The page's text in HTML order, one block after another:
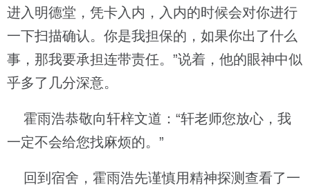
进入明德堂，凭卡入内，入内的时候会对你进行
一下扫描确认。你是我担保的，如果你出了什么
事，那我要承担连带责任。”说着，他的眼神中似
乎多了几分深意。
霍雨浩恭敬向轩梓文道：“轩老师您放心，我
一定不会给您找麻烦的。”
回到宿舍，霍雨浩先谨慎用精神探测查看了一